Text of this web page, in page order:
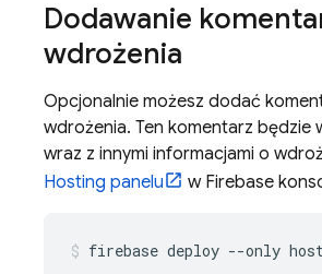
Dodawanie
wdrożenia
Opcjonalnie możesz dodać
wdrożenia. Ten komentarz będzie
wraz z innymi informacjami o
Hosting panelu w Firebase
firebase deploy --only